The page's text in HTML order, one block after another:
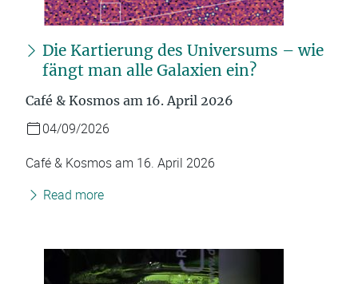
Die Kartierung des Universums – wie
fängt man alle Galaxien ein?
Café & Kosmos am 16. April 2026
04/09/2026
Café & Kosmos am 16. April 2026
Read more